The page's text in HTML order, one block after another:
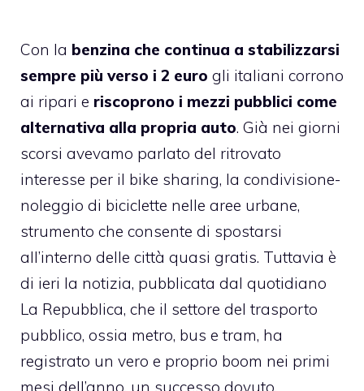
Con la benzina che continua a stabilizzarsi
sempre più verso i 2 euro gli italiani corrono
ai ripari e riscoprono i mezzi pubblici come
alternativa alla propria auto. Già nei giorni
scorsi avevamo parlato del ritrovato
interesse per il bike sharing, la condivisione-
noleggio di biciclette nelle aree urbane,
strumento che consente di spostarsi
all’interno delle città quasi gratis. Tuttavia è
di ieri la notizia, pubblicata dal quotidiano
La Repubblica, che il settore del trasporto
pubblico, ossia metro, bus e tram, ha
registrato un vero e proprio boom nei primi
mesi dell’anno, un successo dovuto,